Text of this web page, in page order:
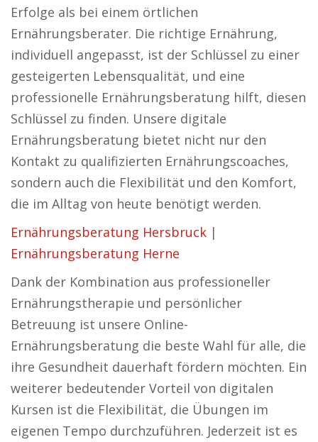
Erfolge als bei einem örtlichen
Ernährungsberater. Die richtige Ernährung,
individuell angepasst, ist der Schlüssel zu einer
gesteigerten Lebensqualität, und eine
professionelle Ernährungsberatung hilft, diesen
Schlüssel zu finden. Unsere digitale
Ernährungsberatung bietet nicht nur den
Kontakt zu qualifizierten Ernährungscoaches,
sondern auch die Flexibilität und den Komfort,
die im Alltag von heute benötigt werden.
Ernährungsberatung Hersbruck |
Ernährungsberatung Herne
Dank der Kombination aus professioneller
Ernährungstherapie und persönlicher
Betreuung ist unsere Online-
Ernährungsberatung die beste Wahl für alle, die
ihre Gesundheit dauerhaft fördern möchten. Ein
weiterer bedeutender Vorteil von digitalen
Kursen ist die Flexibilität, die Übungen im
eigenen Tempo durchzuführen. Jederzeit ist es